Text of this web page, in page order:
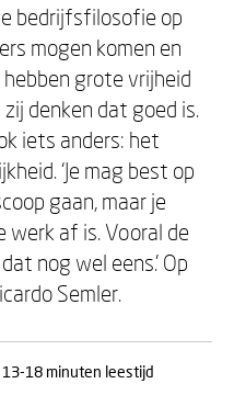
bedrijfsfilosofie op
mogen komen en
grote vrijheid
denken dat goed is.
iets anders: het
‘Je mag best op
gaan, maar je
werk af is. Vooral de
nog wel eens.’ Op
Semler.
13-18 minuten leestijd